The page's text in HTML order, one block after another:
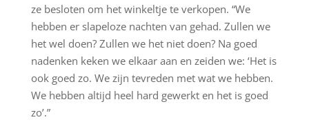
ze besloten om het winkeltje te verkopen. “We
hebben er slapeloze nachten van gehad. Zullen we
het wel doen? Zullen we het niet doen? Na goed
nadenken keken we elkaar aan en zeiden we: ‘Het is
ook goed zo. We zijn tevreden met wat we hebben.
We hebben altijd heel hard gewerkt en het is goed
zo’.”